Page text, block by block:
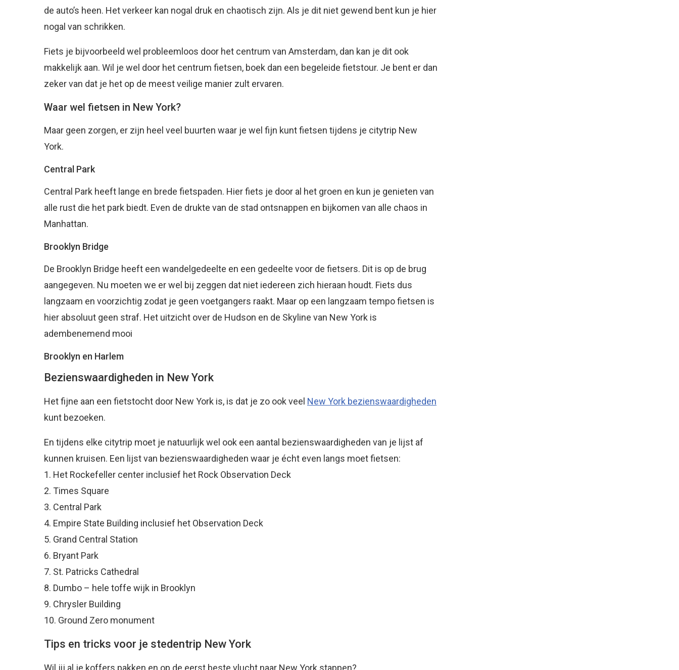
de auto’s heen. Het verkeer kan nogal druk en chaotisch zijn. Als je dit niet gewend bent kun je hier
nogal van schrikken.
Fiets je bijvoorbeeld wel probleemloos door het centrum van Amsterdam, dan kan je dit ook
makkelijk aan. Wil je wel door het centrum fietsen, boek dan een begeleide fietstour. Je bent er dan
zeker van dat je het op de meest veilige manier zult ervaren.
Waar wel fietsen in New York?
Maar geen zorgen, er zijn heel veel buurten waar je wel fijn kunt fietsen tijdens je citytrip New
York.
Central Park
Central Park heeft lange en brede fietspaden. Hier fiets je door al het groen en kun je genieten van
alle rust die het park biedt. Even de drukte van de stad ontsnappen en bijkomen van alle chaos in
Manhattan.
Brooklyn Bridge
De Brooklyn Bridge heeft een wandelgedeelte en een gedeelte voor de fietsers. Dit is op de brug
aangegeven. Nu moeten we er wel bij zeggen dat niet iedereen zich hieraan houdt. Fiets dus
langzaam en voorzichtig zodat je geen voetgangers raakt. Maar op een langzaam tempo fietsen is
hier absoluut geen straf. Het uitzicht over de Hudson en de Skyline van New York is
adembenemend mooi
Brooklyn en Harlem
Bezienswaardigheden in New York
Het fijne aan een fietstocht door New York is, is dat je zo ook veel New York bezienswaardigheden
kunt bezoeken.
En tijdens elke citytrip moet je natuurlijk wel ook een aantal bezienswaardigheden van je lijst af
kunnen kruisen. Een lijst van bezienswaardigheden waar je écht even langs moet fietsen:
1. Het Rockefeller center inclusief het Rock Observation Deck
2. Times Square
3. Central Park
4. Empire State Building inclusief het Observation Deck
5. Grand Central Station
6. Bryant Park
7. St. Patricks Cathedral
8. Dumbo – hele toffe wijk in Brooklyn
9. Chrysler Building
10. Ground Zero monument
Tips en tricks voor je stedentrip New York
Wil jij al je koffers pakken en op de eerst beste vlucht naar New York stappen?